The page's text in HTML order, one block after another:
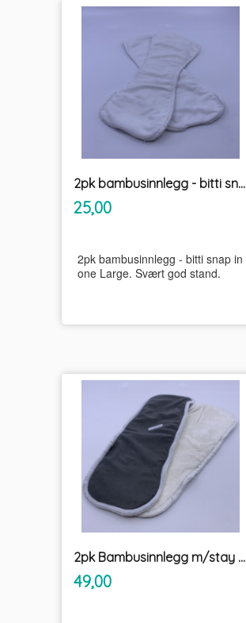
2pk bambusinnlegg - bitti snap in one Large
Pris
25,00mva.
2pk bambusinnlegg - bitti snap in
one Large. Svært god stand.
2pk Bambusinnlegg m/stay dry tøybleier
Pris
49,00mva.